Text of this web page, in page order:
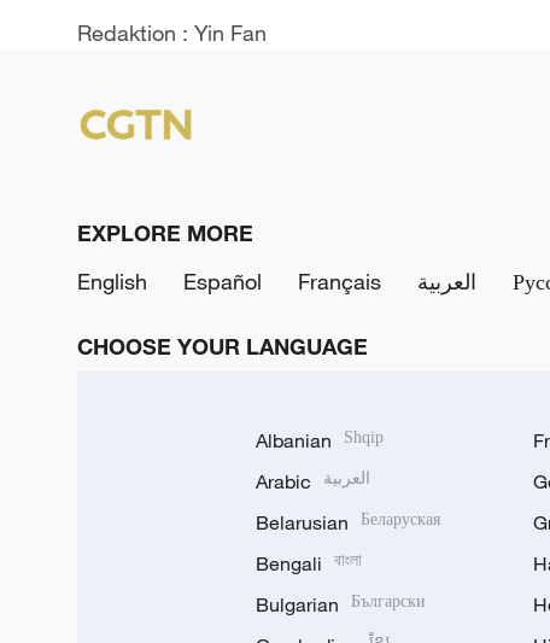
Redaktion : Yin Fan
EXPLORE MORE
English
Español Français العربية
CHOOSE YOUR LANGUAGE
Albanian Shqip
Arabic العربية
Belarusian Беларуская
Bengali বাংলা
Bulgarian Български